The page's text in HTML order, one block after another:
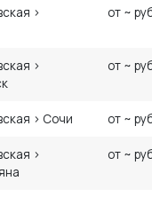
›
от ~
›
от ~
› Сочи от ~
›
от ~